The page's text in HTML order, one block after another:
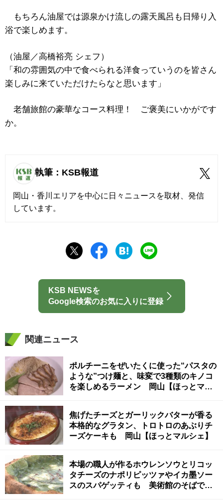
もちろん油屋では源泉かけ流しの露天風呂も日帰り入
浴で楽しめます。
（油屋／高橋裕亮 シェフ）
「和の雰囲気の中で食べられる洋食っていうのを皆さん
楽しみに来ていただけたらなと思います」
老舗旅館の豪華なコース料理！ ご褒美にいかがです
か。
執筆：KSB報道
岡山・香川エリアを中心に日々ニュースを取材、発信
しています。
KSB NEWSを
Google検索のお気に入りに登録
関連ニュース
ポルチーニをぜいたくに使った“パスタの
ような”つけ麺と、味変で3種類のキノコ
を楽しめるラーメン 岡山【ほっとマル
焦げたチーズとガーリックバターが香る
本格的なグラタン、トロトロのあぶりチ
ーズケーキも 岡山【ほっとマルシェ】
本場の職人が作るホウレンソウとリコッ
タチーズのナポリピッツァやイカ墨ソー
スのスパゲッティも 美術館のそばで堪